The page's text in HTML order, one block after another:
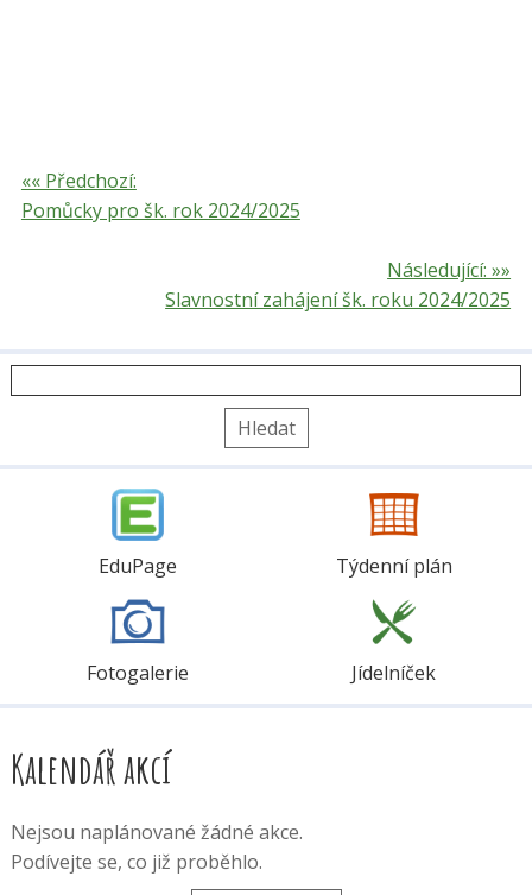
«« Předchozí:
Pomůcky pro šk. rok 2024/2025
Následující: »»
Slavnostní zahájení šk. roku 2024/2025
EduPage Týdenní plán
Fotogalerie Jídelníček
Kalendář akcí
Nejsou naplánované žádné akce.
Podívejte se, co již proběhlo.